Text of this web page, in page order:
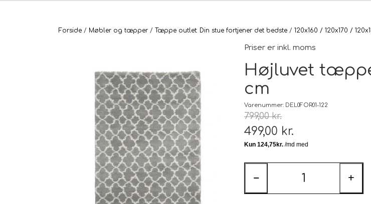
Pakkeleg gaveidéer til under 30 kr. Brugt/demo/udstilling - bliv
Køkkenudstyr Fotostudie udstyr
Photo print / billeder print / bestil billeder
Smartwatch,
Baby og Barneutstyr
Forside Møbler og tæpper Tæppe outlet: Din stue fortjener det bedste 120x160 / 120x170 /
Priser er inkl. moms
Højluvet
cm
Varenummer: DEL0FOR01-122
799,00 kr.
499,00 kr.
− +